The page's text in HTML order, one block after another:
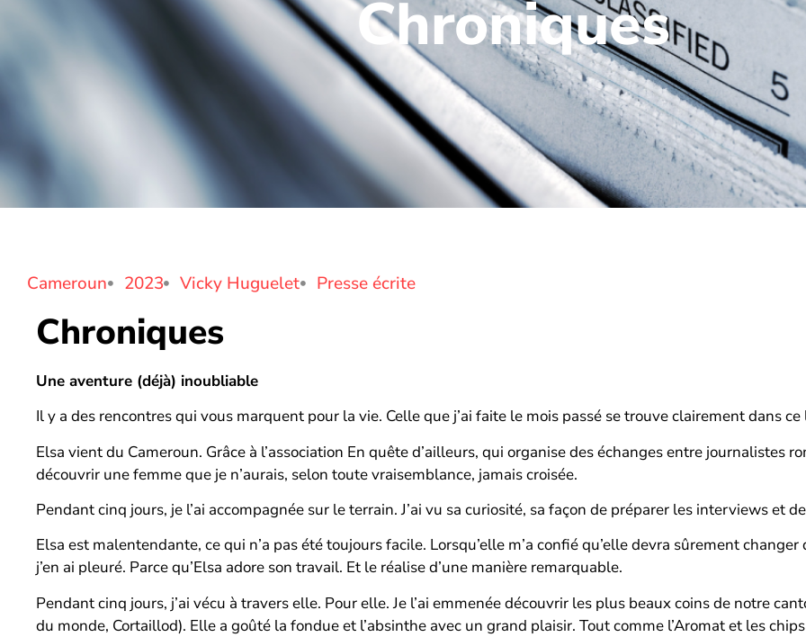
Chroniques
Cameroun 2023 Vicky Huguelet Presse écrite
Chroniques
Une aventure (déjà) inoubliable
Il y a des rencontres qui vous marquent pour la vie. Celle que j’ai faite le mois passé se trouve clairement dans ce
Elsa vient du Cameroun. Grâce à l’association En quête d’ailleurs, qui organise des échanges entre journalistes
découvrir une femme que je n’aurais, selon toute vraisemblance, jamais croisée.
Pendant cinq jours, je l’ai accompagnée sur le terrain. J’ai vu sa curiosité, sa façon de préparer les interviews et
Elsa est malentendante, ce qui n’a pas été toujours facile. Lorsqu’elle m’a confié qu’elle devra sûrement
j’en ai pleuré. Parce qu’Elsa adore son travail. Et le réalise d’une manière remarquable.
Pendant cinq jours, j’ai vécu à travers elle. Pour elle. Je l’ai emmenée découvrir les plus beaux coins de notre
du monde, Cortaillod). Elle a goûté la fondue et l’absinthe avec un grand plaisir. Tout comme l’Aromat et les